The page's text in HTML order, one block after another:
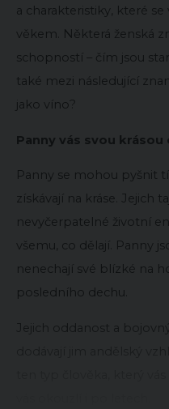
a charakteristiky, které
věkem. Některá ženská
schopností – čím jsou
také mezi následující
jako víno?
Panny vás svou
Panny se mohou pyšnit
získávají na kráse. Jejich
nevyčerpatelné životní
všemu, co dělají. Panny
nenechají své blízké na
posledního dechu.
Jejich oddanost a